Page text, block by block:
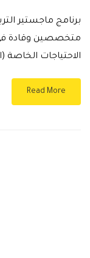
برنامج ماجستير
متخصصين وقادة
الاحتياجات الخاصة
Read More